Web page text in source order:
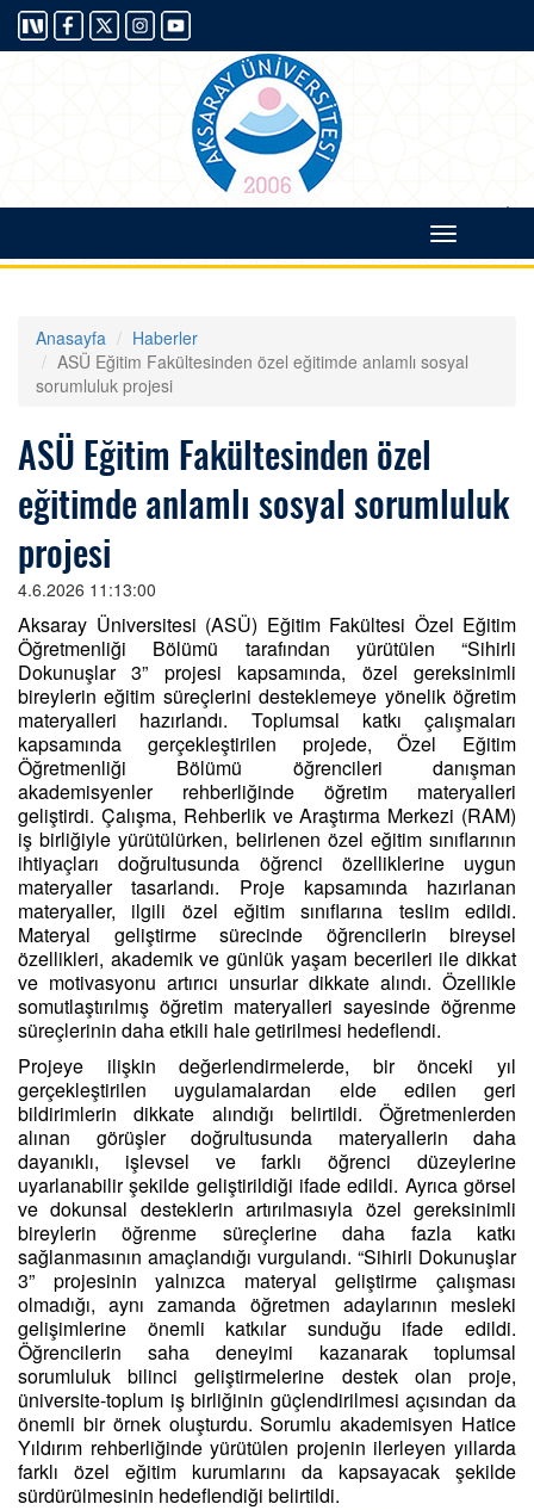
|
Toggle
Anasayfa
Haberler
ASÜ Eğitim Fakültesinden özel eğitimde anlamlı sosyal
sorumluluk projesi
ASÜ Eğitim Fakültesinden özel
eğitimde anlamlı sosyal sorumluluk
projesi
4.6.2026 11:13:00
Aksaray Üniversitesi (ASÜ) Eğitim Fakültesi Özel Eğitim
Öğretmenliği Bölümü tarafından yürütülen “Sihirli
Dokunuşlar 3” projesi kapsamında, özel gereksinimli
bireylerin eğitim süreçlerini desteklemeye yönelik öğretim
materyalleri hazırlandı. Toplumsal katkı çalışmaları
kapsamında gerçekleştirilen projede, Özel Eğitim
Öğretmenliği Bölümü öğrencileri danışman
akademisyenler rehberliğinde öğretim materyalleri
geliştirdi. Çalışma, Rehberlik ve Araştırma Merkezi (RAM)
iş birliğiyle yürütülürken, belirlenen özel eğitim sınıflarının
ihtiyaçları doğrultusunda öğrenci özelliklerine uygun
materyaller tasarlandı. Proje kapsamında hazırlanan
materyaller, ilgili özel eğitim sınıflarına teslim edildi.
Materyal geliştirme sürecinde öğrencilerin bireysel
özellikleri, akademik ve günlük yaşam becerileri ile dikkat
ve motivasyonu artırıcı unsurlar dikkate alındı. Özellikle
somutlaştırılmış öğretim materyalleri sayesinde öğrenme
süreçlerinin daha etkili hale getirilmesi hedeflendi.
Projeye ilişkin değerlendirmelerde, bir önceki yıl
gerçekleştirilen uygulamalardan elde edilen geri
bildirimlerin dikkate alındığı belirtildi. Öğretmenlerden
alınan görüşler doğrultusunda materyallerin daha
dayanıklı, işlevsel ve farklı öğrenci düzeylerine
uyarlanabilir şekilde geliştirildiği ifade edildi. Ayrıca görsel
ve dokunsal desteklerin artırılmasıyla özel gereksinimli
bireylerin öğrenme süreçlerine daha fazla katkı
sağlanmasının amaçlandığı vurgulandı. “Sihirli Dokunuşlar
3” projesinin yalnızca materyal geliştirme çalışması
olmadığı, aynı zamanda öğretmen adaylarının mesleki
gelişimlerine önemli katkılar sunduğu ifade edildi.
Öğrencilerin saha deneyimi kazanarak toplumsal
sorumluluk bilinci geliştirmelerine destek olan proje,
üniversite-toplum iş birliğinin güçlendirilmesi açısından da
önemli bir örnek oluşturdu. Sorumlu akademisyen Hatice
Yıldırım rehberliğinde yürütülen projenin ilerleyen yıllarda
farklı özel eğitim kurumlarını da kapsayacak şekilde
sürdürülmesinin hedeflendiği belirtildi.